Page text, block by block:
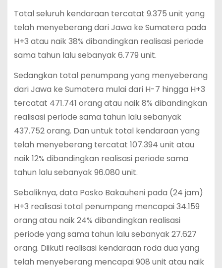
Total seluruh kendaraan tercatat 9.375 unit yang
telah menyeberang dari Jawa ke Sumatera pada
H+3 atau naik 38% dibandingkan realisasi periode
sama tahun lalu sebanyak 6.779 unit.
Sedangkan total penumpang yang menyeberang
dari Jawa ke Sumatera mulai dari H-7 hingga H+3
tercatat 471.741 orang atau naik 8% dibandingkan
realisasi periode sama tahun lalu sebanyak
437.752 orang. Dan untuk total kendaraan yang
telah menyeberang tercatat 107.394 unit atau
naik 12% dibandingkan realisasi periode sama
tahun lalu sebanyak 96.080 unit.
Sebaliknya, data Posko Bakauheni pada (24 jam)
H+3 realisasi total penumpang mencapai 34.159
orang atau naik 24% dibandingkan realisasi
periode yang sama tahun lalu sebanyak 27.627
orang. Diikuti realisasi kendaraan roda dua yang
telah menyeberang mencapai 908 unit atau naik